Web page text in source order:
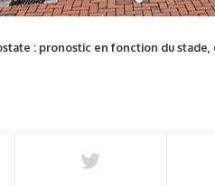
: pronostic en fonction du stade,